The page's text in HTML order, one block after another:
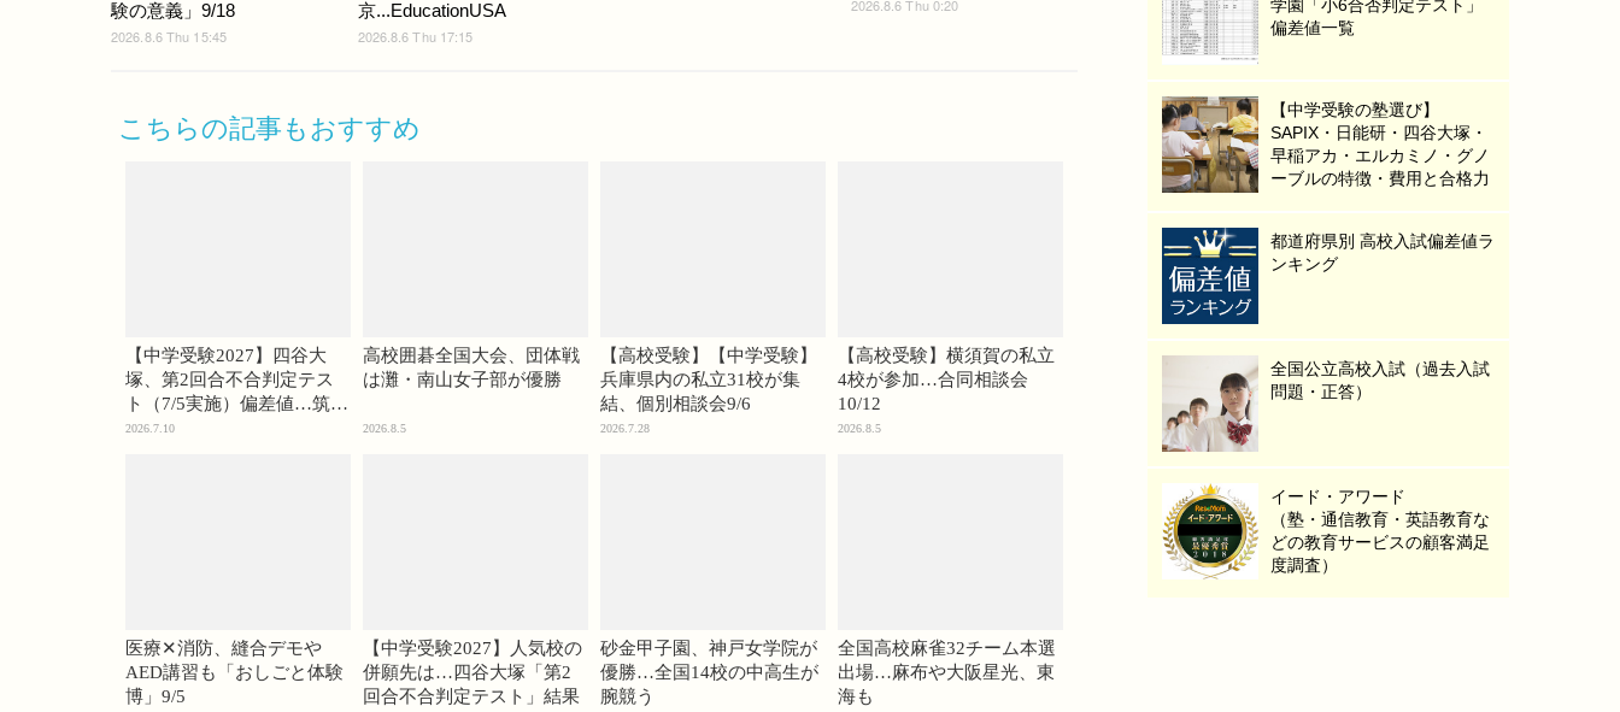
験の意義」9/18
2026.8.6 Thu 15:45
京...EducationUSA
2026.8.6 Thu 17:15
2026.8.6 Thu 0:20
こちらの記事もおすすめ
【中学受験2027】四谷大
塚、第2回合不合判定テス
ト（7/5実施）偏差値…筑駒
74・桜蔭70＜PR＞
2026.7.10
高校囲碁全国大会、団体戦
は灘・南山女子部が優勝
2026.8.5
【高校受験】【中学受験】
兵庫県内の私立31校が集
結、個別相談会9/6
2026.7.28
【高校受験】横須賀の私立
4校が参加…合同相談会
10/12
2026.8.5
医療✕消防、縫合デモや
AED講習も「おしごと体験
博」9/5
【中学受験2027】人気校の
併願先は…四谷大塚「第2
回合不合判定テスト」結果
砂金甲子園、神戸女学院が
優勝…全国14校の中高生が
腕競う
全国高校麻雀32チーム本選
出場…麻布や大阪星光、東
海も
学園「小6合否判定テスト」
偏差値一覧
【中学受験の塾選び】
SAPIX・日能研・四谷大塚・
早稲アカ・エルカミノ・グノ
ーブルの特徴・費用と合格力
都道府県別 高校入試偏差値ラ
ンキング
全国公立高校入試（過去入試
問題・正答）
イード・アワード
（塾・通信教育・英語教育な
どの教育サービスの顧客満足
度調査）